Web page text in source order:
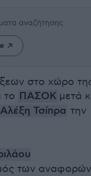
αναζήτησης
στο χώρο
το ΠΑΣΟΚ μετά
Αλέξη Τσίπρα την
των